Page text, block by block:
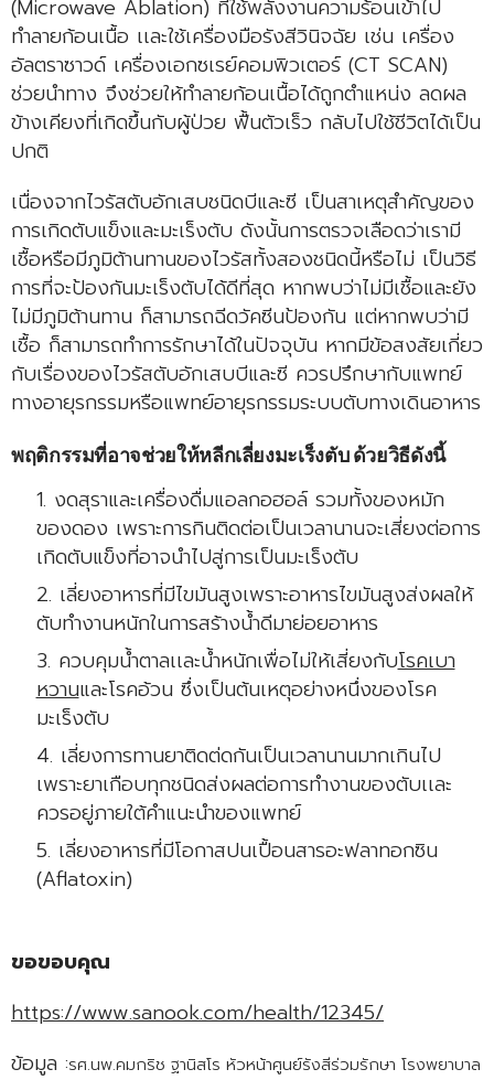
(Microwave Ablation) ที่ใช้พลังงานความร้อนเข้าไป
ทำลายก้อนเนื้อ เเละใช้เครื่องมือรังสีวินิจฉัย เช่น เครื่อง
อัลตราซาวด์ เครื่องเอกซเรย์คอมพิวเตอร์ (CT SCAN)
ช่วยนำทาง จึงช่วยให้ทำลายก้อนเนื้อได้ถูกตำแหน่ง ลดผล
ข้างเคียงที่เกิดขึ้นกับผู้ป่วย ฟื้นตัวเร็ว กลับไปใช้ชีวิตได้เป็น
ปกติ
เนื่องจากไวรัสตับอักเสบชนิดบีและซี เป็นสาเหตุสำคัญของ
การเกิดตับแข็งและมะเร็งตับ ดังนั้นการตรวจเลือดว่าเรามี
เชื้อหรือมีภูมิต้านทานของไวรัสทั้งสองชนิดนี้หรือไม่ เป็นวิธี
การที่จะป้องกันมะเร็งตับได้ดีที่สุด หากพบว่าไม่มีเชื้อและยัง
ไม่มีภูมิต้านทาน ก็สามารถฉีดวัคซีนป้องกัน แต่หากพบว่ามี
เชื้อ ก็สามารถทำการรักษาได้ในปัจจุบัน หากมีข้อสงสัยเกี่ยว
กับเรื่องของไวรัสตับอักเสบบีและซี ควรปรึกษากับแพทย์
ทางอายุรกรรมหรือแพทย์อายุรกรรมระบบตับทางเดินอาหาร
พฤติกรรมที่อาจช่วยให้หลีกเลี่ยงมะเร็งตับ ด้วยวิธีดังนี้
งดสุราและเครื่องดื่มแอลกอฮอล์ รวมทั้งของหมัก
ของดอง เพราะการกินติดต่อเป็นเวลานานจะเสี่ยงต่อการ
เกิดตับแข็งที่อาจนำไปสู่การเป็นมะเร็งตับ
เลี่ยงอาหารที่มีไขมันสูงเพราะอาหารไขมันสูงส่งผลให้
ตับทำงานหนักในการสร้างน้ำดีมาย่อยอาหาร
ควบคุมน้ำตาลเเละน้ำหนักเพื่อไม่ให้เสี่ยงกับโรคเบา
หวานและโรคอ้วน ซึ่งเป็นต้นเหตุอย่างหนึ่งของโรค
มะเร็งตับ
เลี่ยงการทานยาติดต่ดกันเป็นเวลานานมากเกินไป
เพราะยาเกือบทุกชนิดส่งผลต่อการทำงานของตับเเละ
ควรอยู่ภายใต้คำแนะนำของแพทย์
เลี่ยงอาหารที่มีโอกาสปนเปื้อนสารอะฟลาทอกซิน
(Aflatoxin)
ขอขอบคุณ
https://www.sanook.com/health/12345/
ข้อมูล :รศ.นพ.คมกริช ฐานิสโร หัวหน้าศูนย์รังสีร่วมรักษา โรงพยาบาล